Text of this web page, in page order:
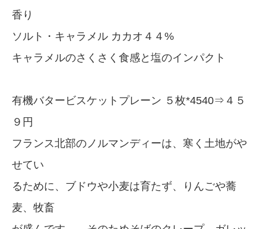
香り
ソルト・キャラメル カカオ４４%
キャラメルのさくさく食感と塩のインパクト
有機バタービスケットプレーン ５枚*4540⇒４５
９円
フランス北部のノルマンディーは、寒く土地がや
せてい
るために、ブドウや小麦は育たず、りんごや蕎
麦、牧畜